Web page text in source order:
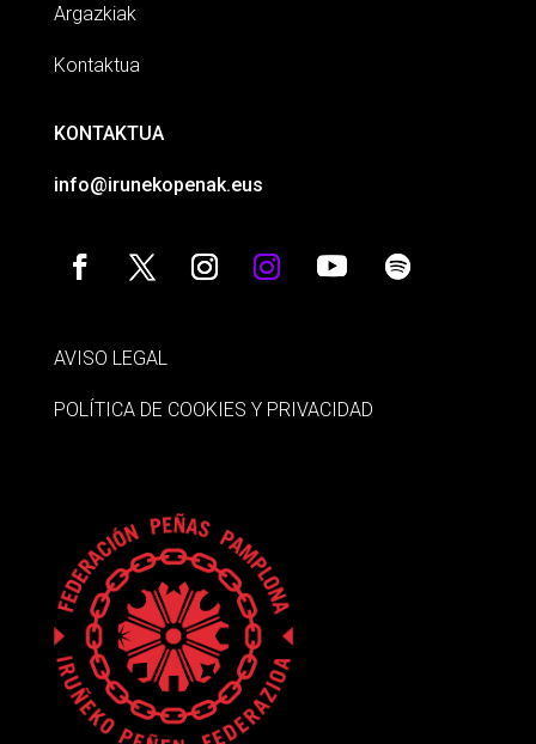
Argazkiak
Kontaktua
KONTAKTUA
info@irunekopenak.eus
AVISO LEGAL
POLÍTICA DE COOKIES Y PRIVACIDAD